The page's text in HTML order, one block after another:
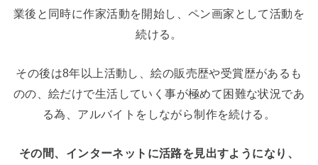
業後と同時に作家活動を開始し、ペン画家として活動を
続ける。
その後は8年以上活動し、絵の販売歴や受賞歴があるも
のの、絵だけで生活していく事が極めて困難な状況であ
る為、アルバイトをしながら制作を続ける。
その間、インターネットに活路を見出すようになり、